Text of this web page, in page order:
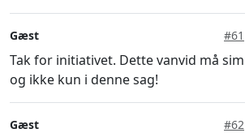
Gæst #61
Tak for initiativet. Dette vanvid må
og ikke kun i denne sag!
Gæst #62